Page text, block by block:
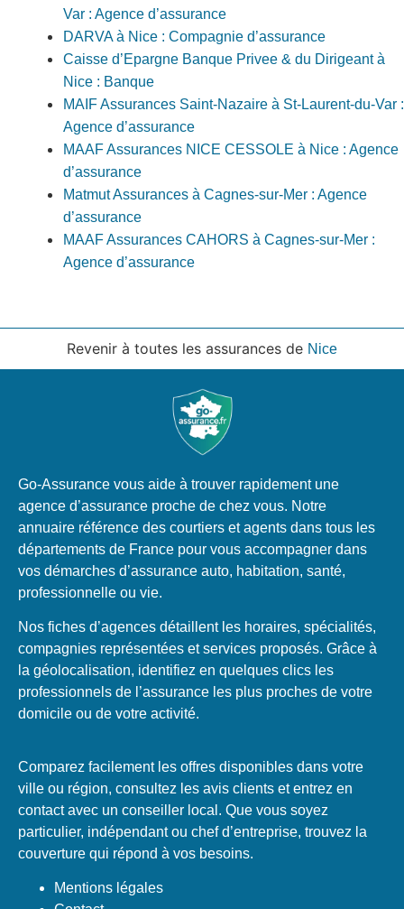
Var : Agence d’assurance
DARVA à Nice : Compagnie d’assurance
Caisse d’Epargne Banque Privee & du Dirigeant à
Nice : Banque
MAIF Assurances Saint-Nazaire à St-Laurent-du-Var :
Agence d’assurance
MAAF Assurances NICE CESSOLE à Nice : Agence
d’assurance
Matmut Assurances à Cagnes-sur-Mer : Agence
d’assurance
MAAF Assurances CAHORS à Cagnes-sur-Mer :
Agence d’assurance
Revenir à toutes les assurances de Nice
Go-Assurance vous aide à trouver rapidement une
agence d’assurance proche de chez vous. Notre
annuaire référence des courtiers et agents dans tous les
départements de France pour vous accompagner dans
vos démarches d’assurance auto, habitation, santé,
professionnelle ou vie.
Nos fiches d’agences détaillent les horaires, spécialités,
compagnies représentées et services proposés. Grâce à
la géolocalisation, identifiez en quelques clics les
professionnels de l’assurance les plus proches de votre
domicile ou de votre activité.
Comparez facilement les offres disponibles dans votre
ville ou région, consultez les avis clients et entrez en
contact avec un conseiller local. Que vous soyez
particulier, indépendant ou chef d’entreprise, trouvez la
couverture qui répond à vos besoins.
Mentions légales